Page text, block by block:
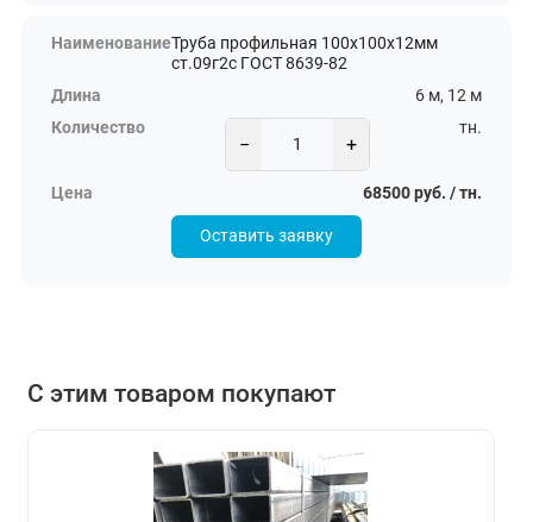
Труба профильная 100х100х12мм
ст.09г2с ГОСТ 8639-82
6 м, 12 м
− +
тн.
68500 руб. / тн.
Оставить заявку
С этим товаром покупают